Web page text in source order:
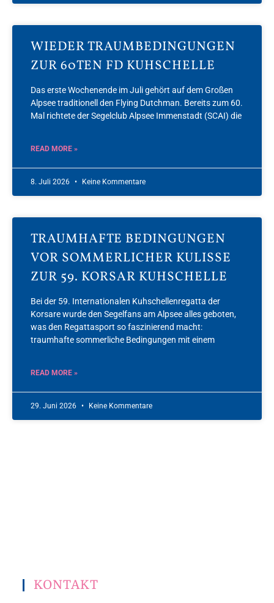
WIEDER TRAUMBEDINGUNGEN
ZUR 60TEN FD KUHSCHELLE
Das erste Wochenende im Juli gehört auf dem Großen
Alpsee traditionell den Flying Dutchman. Bereits zum 60.
Mal richtete der Segelclub Alpsee Immenstadt (SCAI) die
READ MORE »
8. Juli 2026 Keine Kommentare
TRAUMHAFTE BEDINGUNGEN
VOR SOMMERLICHER KULISSE
ZUR 59. KORSAR KUHSCHELLE
Bei der 59. Internationalen Kuhschellenregatta der
Korsare wurde den Segelfans am Alpsee alles geboten,
was den Regattasport so faszinierend macht:
traumhafte sommerliche Bedingungen mit einem
READ MORE »
29. Juni 2026 Keine Kommentare
KONTAKT